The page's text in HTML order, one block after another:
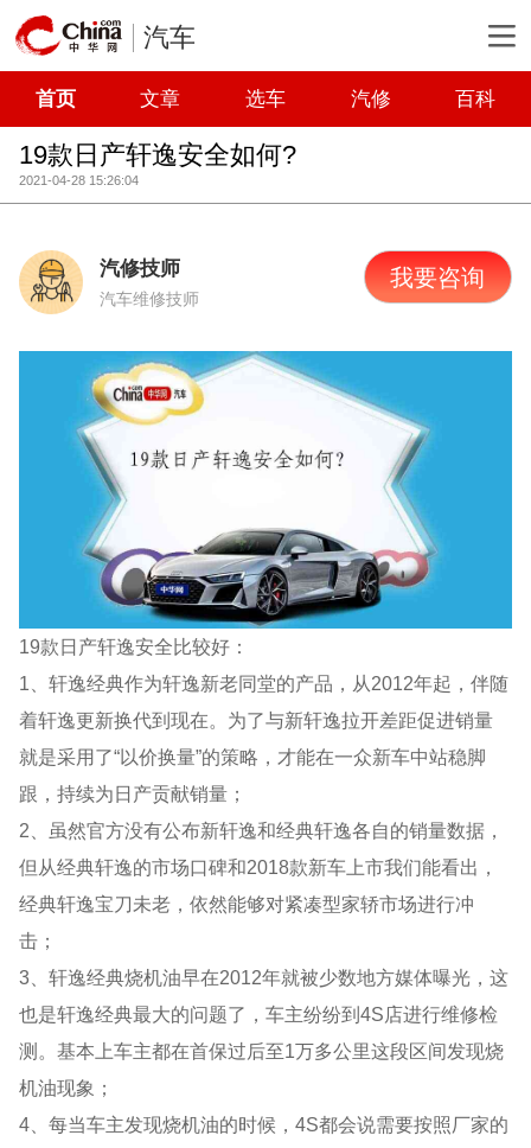
汽车
首页 文章 选车 汽修 百科
19款日产轩逸安全如何?
2021-04-28 15:26:04
汽修技师
汽车维修技师
我要咨询
19款日产轩逸安全比较好：
1、轩逸经典作为轩逸新老同堂的产品，从2012年起，伴随
着轩逸更新换代到现在。为了与新轩逸拉开差距促进销量
就是采用了“以价换量”的策略，才能在一众新车中站稳脚
跟，持续为日产贡献销量；
2、虽然官方没有公布新轩逸和经典轩逸各自的销量数据，
但从经典轩逸的市场口碑和2018款新车上市我们能看出，
经典轩逸宝刀未老，依然能够对紧凑型家轿市场进行冲
击；
3、轩逸经典烧机油早在2012年就被少数地方媒体曝光，这
也是轩逸经典最大的问题了，车主纷纷到4S店进行维修检
测。基本上车主都在首保过后至1万多公里这段区间发现烧
机油现象；
4、每当车主发现烧机油的时候，4S都会说需要按照厂家的